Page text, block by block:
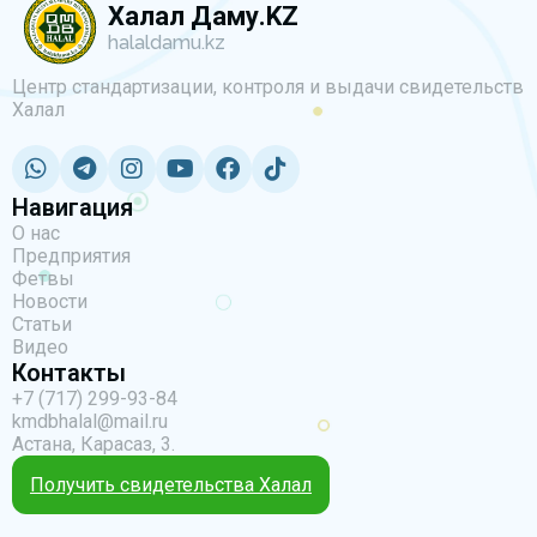
Халал Даму.KZ
halaldamu.kz
Центр стандартизации, контроля и выдачи свидетельств
Халал
Навигация
О нас
Предприятия
Фетвы
Новости
Статьи
Видео
Контакты
+7 (717) 299-93-84
kmdbhalal@mail.ru
Астана, Карасаз, 3.
Получить свидетельства Халал